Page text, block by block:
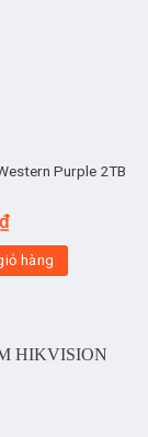
Purple 2TB
₫
hàng